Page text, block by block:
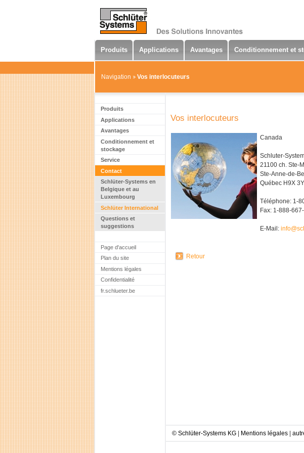
Produits Applications Avantages Conditionnement et
Navigation Vos interlocuteurs
Vos interlocuteurs
Canada
Schluter-
21100 ch. Ste-
Ste-Anne-de-
Québec H9X
Téléphone: 1-
Fax: 1-888-
E-Mail:
Retour
Produits
Applications
Avantages
Conditionnement et
stockage
Service
Contact
Schlüter-Systems en
Belgique et au
Luxembourg
Schlüter International
Questions et
suggestions
Page d'accueil
Plan du site
Mentions légales
Confidentialité
fr.schlueter.be
© Schlüter-Systems KG Mentions légales